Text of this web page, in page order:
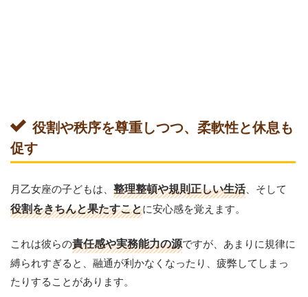
役割や秩序を尊重しつつ、柔軟性と休息も
促す
月乙女座の子どもは、 整理整頓や規則正しい生活、そして
役割をきちんと果たすことに安心感を覚えます。
これは彼らの責任感や実務能力の源ですが、あまりに規律に
縛られすぎると、融通が利かなくなったり、疲弊してしまっ
たりすることがあります。